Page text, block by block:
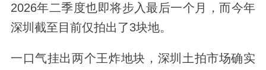
2026年二季度也即将步入最后一个月，而今年
深圳截至目前仅拍出了3块地。
一口气挂出两个王炸地块，深圳土拍市场确实